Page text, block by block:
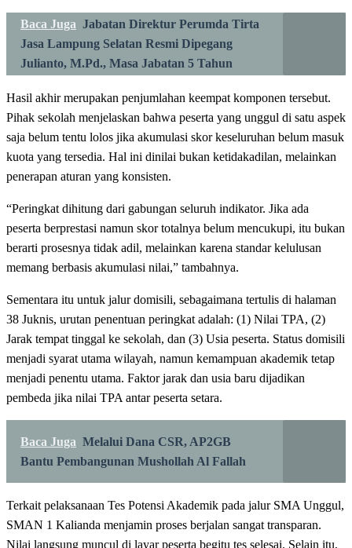
Baca Juga Jabatan Direktur Perumda Tirta
Jasa Lampung Selatan Resmi Dipegang
Julianto, M.Pd., Masa Jabatan 5 Tahun
Hasil akhir merupakan penjumlahan keempat komponen tersebut.
Pihak sekolah menjelaskan bahwa peserta yang unggul di satu aspek
saja belum tentu lolos jika akumulasi skor keseluruhan belum masuk
kuota yang tersedia. Hal ini dinilai bukan ketidakadilan, melainkan
penerapan aturan yang konsisten.
“Peringkat dihitung dari gabungan seluruh indikator. Jika ada
peserta berprestasi namun skor totalnya belum mencukupi, itu bukan
berarti prosesnya tidak adil, melainkan karena standar kelulusan
memang berbasis akumulasi nilai,” tambahnya.
Sementara itu untuk jalur domisili, sebagaimana tertulis di halaman
38 Juknis, urutan penentuan peringkat adalah: (1) Nilai TPA, (2)
Jarak tempat tinggal ke sekolah, dan (3) Usia peserta. Status domisili
menjadi syarat utama wilayah, namun kemampuan akademik tetap
menjadi penentu utama. Faktor jarak dan usia baru dijadikan
pembeda jika nilai TPA antar peserta setara.
Baca Juga Melalui Dana CSR, AP2GB
Bantu Pembangunan Mushollah Al Fallah
Terkait pelaksanaan Tes Potensi Akademik pada jalur SMA Unggul,
SMAN 1 Kalianda menjamin proses berjalan sangat transparan.
Nilai langsung muncul di layar peserta begitu tes selesai. Selain itu,